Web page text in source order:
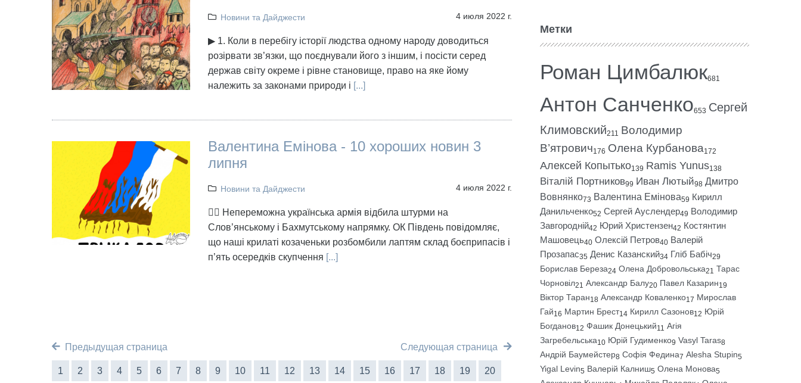
Новини та Дайджести 4 июля 2022 г.
▶ 1. Коли в перебігу історії людства одному народу доводиться
розірвати зв’язки, що поєднували його з іншим, і посісти серед
держав світу окреме і рівне становище, право на яке йому
належить за законами природи і [...]
Валентина Емінова - 10 хороших новин 3
липня
Новини та Дайджести 4 июля 2022 г.
👉🏻 Непереможна українська армія відбила штурми на
Слов’янському і Бахмутському напрямку. ОК Південь повідомляє,
що наші крилаті козаченьки розбомбили лаптям склад боєприпасів і
п’ять осередків скупчення [...]
Предыдущая страница Следующая страница
1 2 3 4 5 6 7 8 9 10 11 12 13 14 15 16 17 18 19 20
Метки
Роман Цимбалюк681
Антон Санченко653 Сергей
Климовский211 Володимир
В’ятрович176 Олена Курбанова172
Алексей Копытько139 Ramis Yunus138
Віталій Портников99 Иван Лютый98 Дмитро
Вовнянко73 Валентина Емінова59 Кирилл
Данильченко52 Сергей Ауслендер49 Володимир
Завгородній42 Юрий Христензен42 Костянтин
Машовець40 Олексій Петров40 Валерій
Прозапас35 Денис Казанский34 Гліб Бабіч29
Борислав Береза24 Олена Добровольська21 Тарас
Чорновіл21 Александр Балу20 Павел Казарин19
Віктор Таран18 Александр Коваленко17 Мирослав
Гай16 Мартин Брест14 Кирилл Сазонов12 Юрій
Богданов12 Фашик Донецький11 Агія
Загребельська10 Юрій Гудименко9 Vasyl Taras8
Андрій Баумейстер8 Софія Федина7 Alesha Stupin5
Yigal Levin5 Валерій Калниш5 Олена Монова5